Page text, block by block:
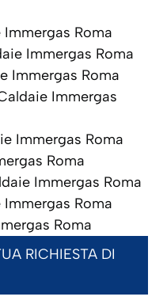
Roma
Immergas Roma
Immergas Roma
Immergas
Immergas Roma
Roma
Immergas Roma
Roma
Roma
RICHIESTA DI